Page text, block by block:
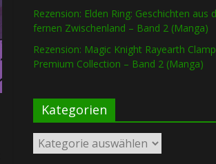
Rezension: Elden Ring: Geschichten aus
fernen Zwischenland – Band 2 (Manga)
Rezension: Magic Knight Rayearth Clamp
Premium Collection – Band 2 (Manga)
Kategorien
Kategorien